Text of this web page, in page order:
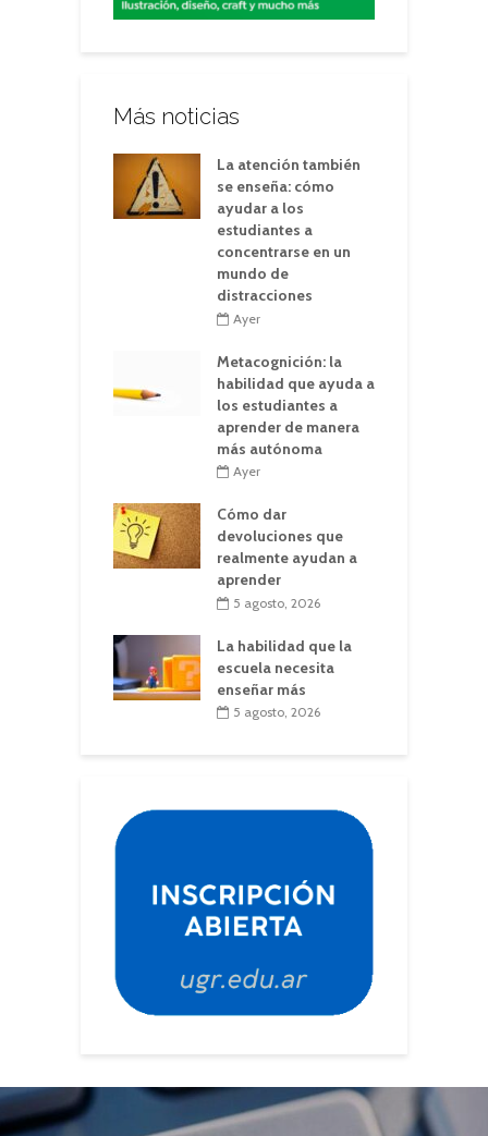
Más noticias
La atención también
se enseña: cómo
ayudar a los
estudiantes a
concentrarse en un
mundo de
distracciones
Ayer
Metacognición: la
habilidad que ayuda a
los estudiantes a
aprender de manera
más autónoma
Ayer
Cómo dar
devoluciones que
realmente ayudan a
aprender
5 agosto, 2026
La habilidad que la
escuela necesita
enseñar más
5 agosto, 2026